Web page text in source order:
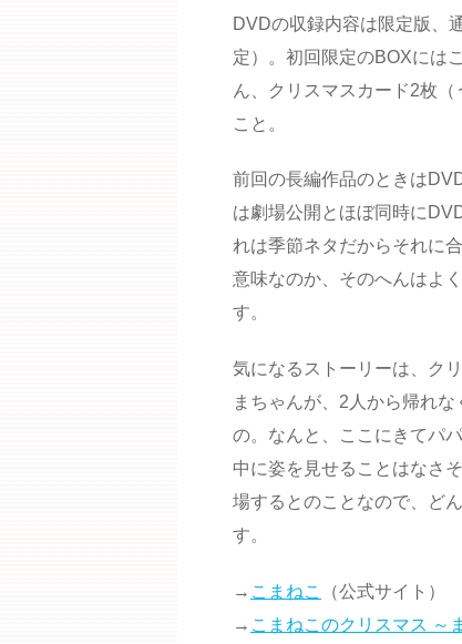
DVDの収録内容は限定版、
定）。初回限定のBOXには
ん、クリスマスカード2枚
こと。
前回の長編作品のときは
は劇場公開とほぼ同時に
れは季節ネタだからそれに
意味なのか、そのへんはよ
す。
気になるストーリーは、ク
まちゃんが、2人から帰れ
の。なんと、ここにきてパ
中に姿を見せることはなさ
場するとのことなので、ど
す。
→ こまねこ
（公式サイト）
→ こまねこのクリスマス ～